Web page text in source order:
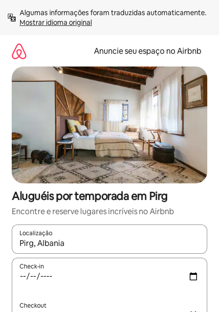
para
Mostrar idioma original
Anuncie seu espaço no Airbnb
Aluguéis por temporada em Pirg
Encontre e reserve lugares incríveis no Airbnb
Localização
Quando os resultados estiverem disponíveis, explore-os
Check-in
Checkout